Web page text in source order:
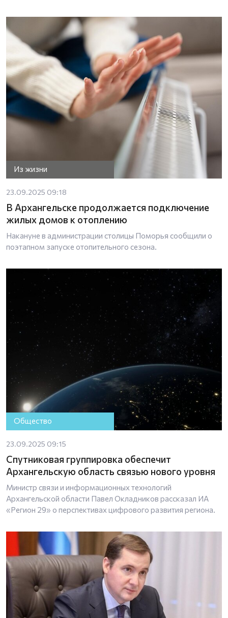
Из жизни
23.09.2025 09:18
В Архангельске продолжается подключение
жилых домов к отоплению
Накануне в администрации столицы Поморья сообщили о
поэтапном запуске отопительного сезона.
Общество
23.09.2025 09:15
Спутниковая группировка обеспечит
Архангельскую область связью нового уровня
Министр связи и информационных технологий
Архангельской области Павел Окладников рассказал ИА
«Регион 29» о перспективах цифрового развития региона.